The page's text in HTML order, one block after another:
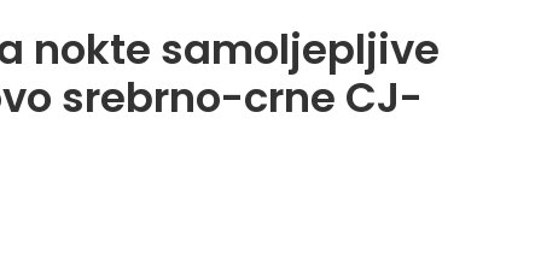
nokte samoljepljive
srebrno-crne CJ-